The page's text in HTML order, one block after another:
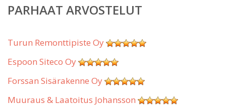
PARHAAT ARVOSTELUT
Turun Remonttipiste Oy
Espoon Siteco Oy
Forssan Sisärakenne Oy
Muuraus & Laatoitus Johansson